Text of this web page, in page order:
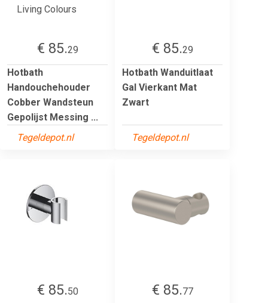
€ 85.29
Hotbath
Handouchehouder
Cobber Wandsteun
Gepolijst Messing ...
Tegeldepot.nl
€ 85.29
Hotbath Wanduitlaat
Gal Vierkant Mat
Zwart
Tegeldepot.nl
€ 85.50
€ 85.77